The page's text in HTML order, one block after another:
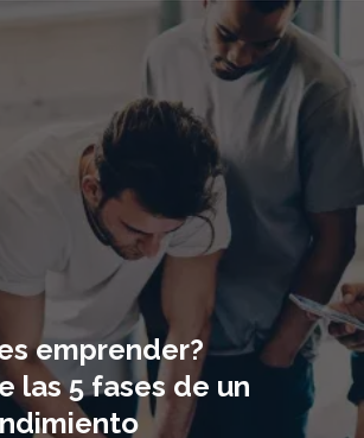
emprender?
las 5 fases de un